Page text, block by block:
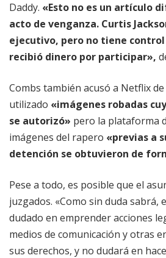
Daddy. «Esto no es un artículo
acto de venganza. Curtis
ejecutivo, pero no tiene
recibió dinero por participar»,
Combs también acusó a Netflix
utilizado «imágenes robadas
se autorizó» pero la plataforma
imágenes del rapero «previas a
detención se obtuvieron de
Pese a todo, es posible que el
juzgados. «Como sin duda sabrá,
dudado en emprender acciones
medios de comunicación y otras
sus derechos, y no dudará en